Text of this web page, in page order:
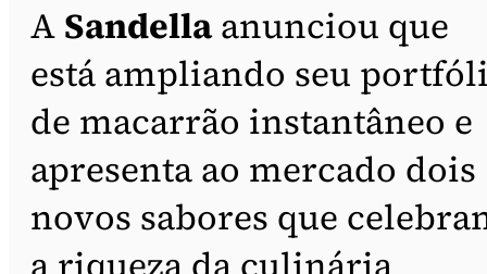
A Sandellaanunciou que
está ampliando seu
de macarrão instantâneo e
apresenta ao mercado dois
novos sabores que